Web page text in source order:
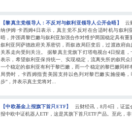
【黎真主党领导人：不反对与叙利亚领导人公开会晤】
云
纳伊姆·卡西姆4日表示，真主党不反对在合适时机与叙利
晤，并强调黎巴嫩与叙利亚加强合作对维护两国稳定具有重
叙利亚阿萨德政府关系密切，而叙政局巨变后，过渡政府
关系走向受到关注。 据黎真主党旗下灯塔电视台4日报道
表示，希望叙利亚保持统一、实现稳定，流离失所的叙民
一个稳定的叙利亚有利于黎巴嫩，而一个稳定的黎巴嫩同样
局势时，卡西姆指责美国支持以色列对黎巴嫩实施侵略
步”，并表示真主党将对...
【中欧基金上报旗下首只ETF】
云财经讯，8月4日，证
报中欧中证机器人ETF，这是其旗下首只ETF产品。至此，